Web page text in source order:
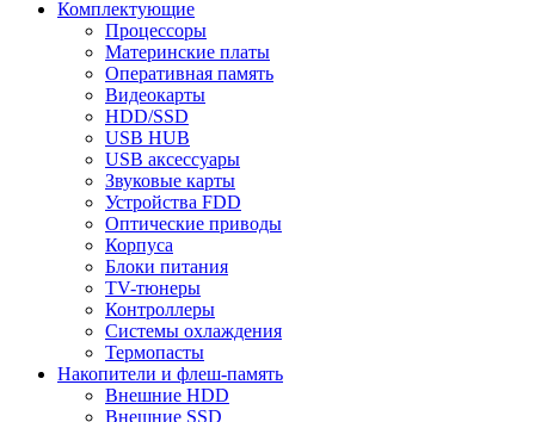
Комплектующие
Процессоры
Материнские платы
Оперативная память
Видеокарты
HDD/SSD
USB HUB
USB аксессуары
Звуковые карты
Устройства FDD
Оптические приводы
Корпуса
Блоки питания
TV-тюнеры
Контроллеры
Системы охлаждения
Термопасты
Накопители и флеш-память
Внешние HDD
Внешние SSD